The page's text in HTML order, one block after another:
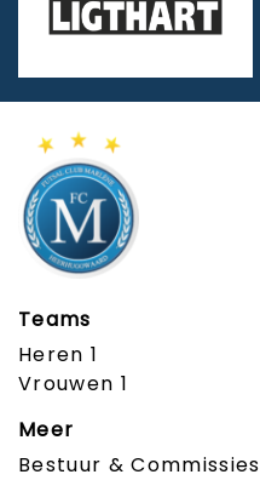
Teams
Heren 1
Vrouwen 1
Meer
Bestuur & Commissies